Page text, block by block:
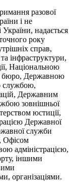
разової
і не
надається
року
справ,
інфраструктури,
Національною
бюро, Державною
службою,
Державним
зовнішньої
юстиції,
Державної
служби
Офісом
адміністрацією,
іншими
організаціями.